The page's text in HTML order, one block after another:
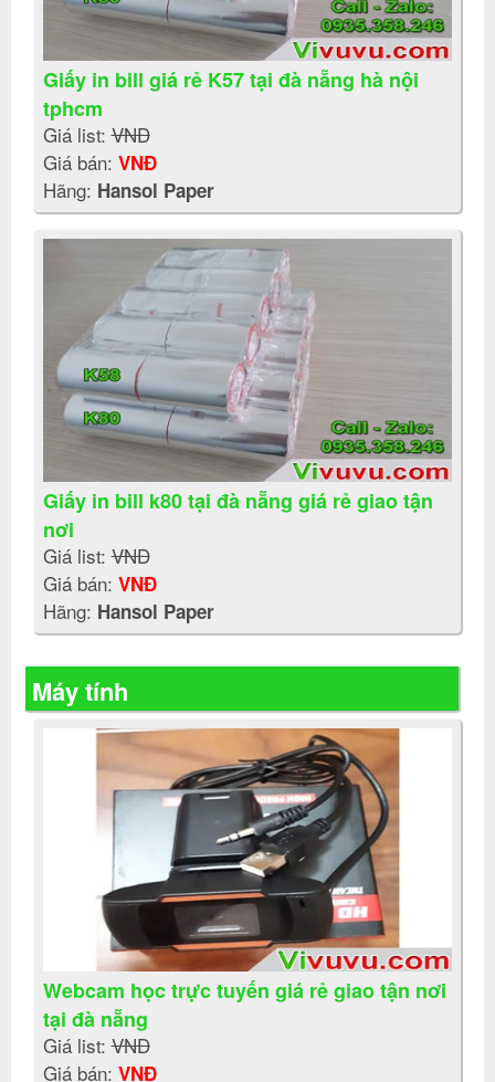
Giấy in bill giá rẻ K57 tại đà nẵng hà nội
tphcm
Giá list:VNĐ
Giá bán: VNĐ
Hãng: Hansol Paper
Giấy in bill k80 tại đà nẵng giá rẻ giao tận
nơi
Giá list:VNĐ
Giá bán: VNĐ
Hãng: Hansol Paper
Máy tính
Webcam học trực tuyến giá rẻ giao tận nơi
tại đà nẵng
Giá list:VNĐ
Giá bán: VNĐ